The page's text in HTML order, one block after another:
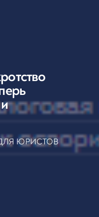
ЮРИСТОВ